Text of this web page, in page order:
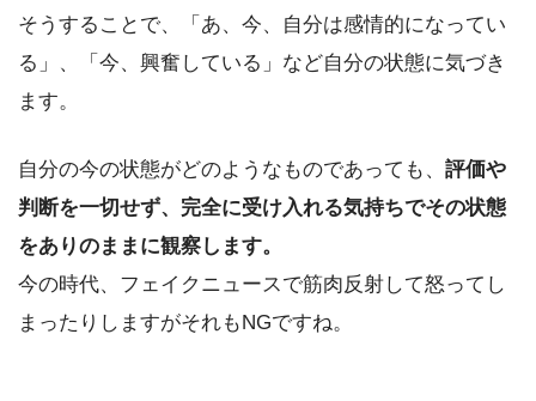
そうすることで、「あ、今、自分は感情的になってい
る」、「今、興奮している」など自分の状態に気づき
ます。
自分の今の状態がどのようなものであっても、 評価や
判断を一切せず、完全に受け入れる気持ちでその状態
をありのままに観察します。
今の時代、フェイクニュースで筋肉反射して怒ってし
まったりしますがそれもNGですね。